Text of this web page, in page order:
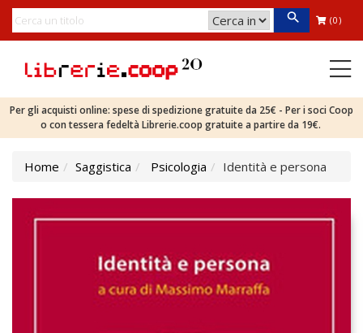
(0)
Per gli acquisti online: spese di spedizione gratuite da 25€ - Per i soci Coop
o con tessera fedeltà Librerie.coop gratuite a partire da 19€.
Home Saggistica Psicologia Identità e persona